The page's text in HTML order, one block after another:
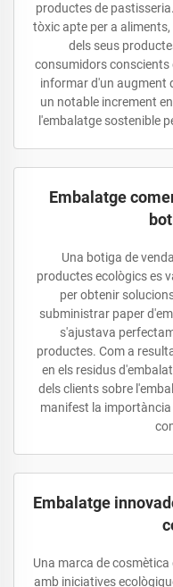
productes de
tòxic apte per a
dels seus
consumidors conscients
informar d'un augment
un notable increment
l'embalatge sostenible
Embalatge
Una botiga de
productes ecològics es
per obtenir
subministrar paper
s'ajustava
productes. Com a
en els residus
dels clients sobre
manifest la importància
Embalatge
Una marca de
amb iniciatives